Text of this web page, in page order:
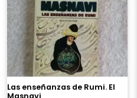
Las enseñanzas de Rumi. El